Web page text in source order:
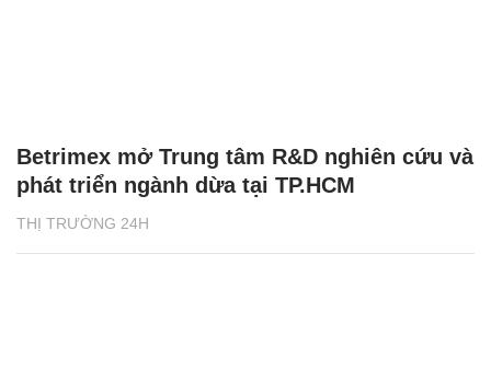
THỊ TRƯỜNG 24H
Betrimex mở Trung tâm R&D nghiên cứu và
phát triển ngành dừa tại TP.HCM